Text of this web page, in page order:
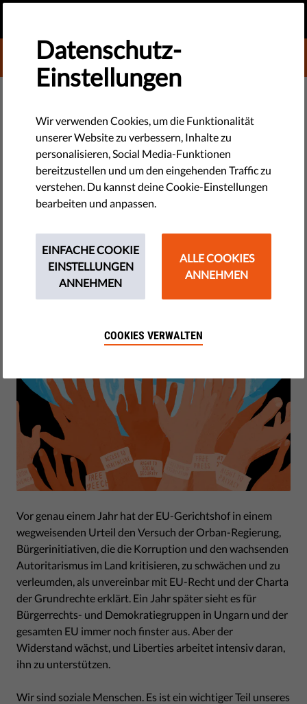
DONATE TO LIBERTIES
DEMOKRATIE & GERECHTIGKEIT
Was ist aus Ungarns NGO-Gesetz
geworden, seit der EU-
Gerichtshof es für unvereinbar
mit dem EU-Recht erklärt hat
Was die Entwicklung für Menschenrechtsaktivisten in ganz
Europa bedeutet, erfährst du hier.
by Linda Ravo
Juni 21, 2021
Vor genau einem Jahr hat der EU-Gerichtshof in einem
wegweisenden Urteil den Versuch der Orban-Regierung,
Bürgerinitiativen, die die Korruption und den wachsenden
Autoritarismus im Land kritisieren, zu schwächen und zu
verleumden, als unvereinbar mit EU-Recht und der Charta
der Grundrechte erklärt. Ein Jahr später sieht es für
Bürgerrechts- und Demokratiegruppen in Ungarn und der
gesamten EU immer noch finster aus. Aber der
Widerstand wächst, und Liberties arbeitet intensiv daran,
ihn zu unterstützen.
Wir sind soziale Menschen. Es ist ein wichtiger Teil unseres
Datenschutz-
Einstellungen
Wir verwenden Cookies, um die Funktionalität
unserer Website zu verbessern, Inhalte zu
personalisieren, Social Media-Funktionen
bereitzustellen und um den eingehenden Traffic zu
verstehen. Du kannst deine Cookie-Einstellungen
bearbeiten und anpassen.
EINFACHE COOKIE
EINSTELLUNGEN
ANNEHMEN
ALLE COOKIES
ANNEHMEN
COOKIES VERWALTEN